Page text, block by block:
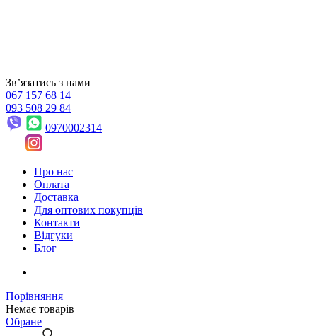
Звʼязатись з нами
067 157 68 14
093 508 29 84
0970002314
Про нас
Оплата
Доставка
Для оптових покупців
Контакти
Відгуки
Блог
Порівняння
Немає товарів
Обране